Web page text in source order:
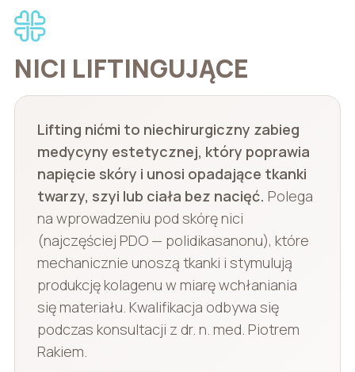
NICI LIFTINGUJĄCE
Lifting nićmi to niechirurgiczny zabieg
medycyny estetycznej, który poprawia
napięcie skóry i unosi opadające tkanki
twarzy, szyi lub ciała bez nacięć. Polega
na wprowadzeniu pod skórę nici
(najczęściej PDO — polidikasanonu), które
mechanicznie unoszą tkanki i stymulują
produkcję kolagenu w miarę wchłaniania
się materiału. Kwalifikacja odbywa się
podczas konsultacji z dr. n. med. Piotrem
Rakiem.